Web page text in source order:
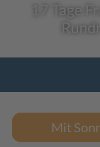
17 Tage
Mit